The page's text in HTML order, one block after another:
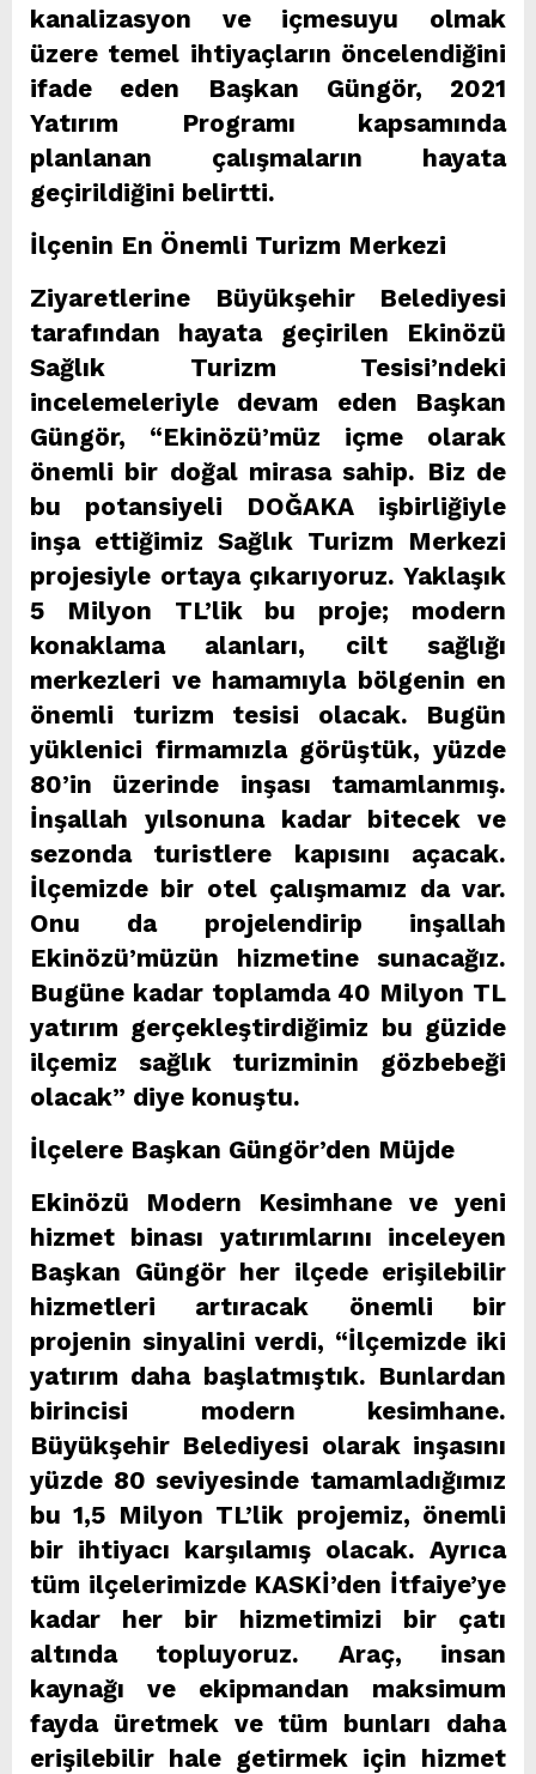
kanalizasyon ve içmesuyu olmak
üzere temel ihtiyaçların öncelendiğini
ifade eden Başkan Güngör, 2021
Yatırım Programı kapsamında
planlanan çalışmaların hayata
geçirildiğini belirtti.
İlçenin En Önemli Turizm Merkezi
Ziyaretlerine Büyükşehir Belediyesi
tarafından hayata geçirilen Ekinözü
Sağlık Turizm Tesisi’ndeki
incelemeleriyle devam eden Başkan
Güngör, “Ekinözü’müz içme olarak
önemli bir doğal mirasa sahip. Biz de
bu potansiyeli DOĞAKA işbirliğiyle
inşa ettiğimiz Sağlık Turizm Merkezi
projesiyle ortaya çıkarıyoruz. Yaklaşık
5 Milyon TL’lik bu proje; modern
konaklama alanları, cilt sağlığı
merkezleri ve hamamıyla bölgenin en
önemli turizm tesisi olacak. Bugün
yüklenici firmamızla görüştük, yüzde
80’in üzerinde inşası tamamlanmış.
İnşallah yılsonuna kadar bitecek ve
sezonda turistlere kapısını açacak.
İlçemizde bir otel çalışmamız da var.
Onu da projelendirip inşallah
Ekinözü’müzün hizmetine sunacağız.
Bugüne kadar toplamda 40 Milyon TL
yatırım gerçekleştirdiğimiz bu güzide
ilçemiz sağlık turizminin gözbebeği
olacak” diye konuştu.
İlçelere Başkan Güngör’den Müjde
Ekinözü Modern Kesimhane ve yeni
hizmet binası yatırımlarını inceleyen
Başkan Güngör her ilçede erişilebilir
hizmetleri artıracak önemli bir
projenin sinyalini verdi, “İlçemizde iki
yatırım daha başlatmıştık. Bunlardan
birincisi modern kesimhane.
Büyükşehir Belediyesi olarak inşasını
yüzde 80 seviyesinde tamamladığımız
bu 1,5 Milyon TL’lik projemiz, önemli
bir ihtiyacı karşılamış olacak. Ayrıca
tüm ilçelerimizde KASKİ’den İtfaiye’ye
kadar her bir hizmetimizi bir çatı
altında topluyoruz. Araç, insan
kaynağı ve ekipmandan maksimum
fayda üretmek ve tüm bunları daha
erişilebilir hale getirmek için hizmet